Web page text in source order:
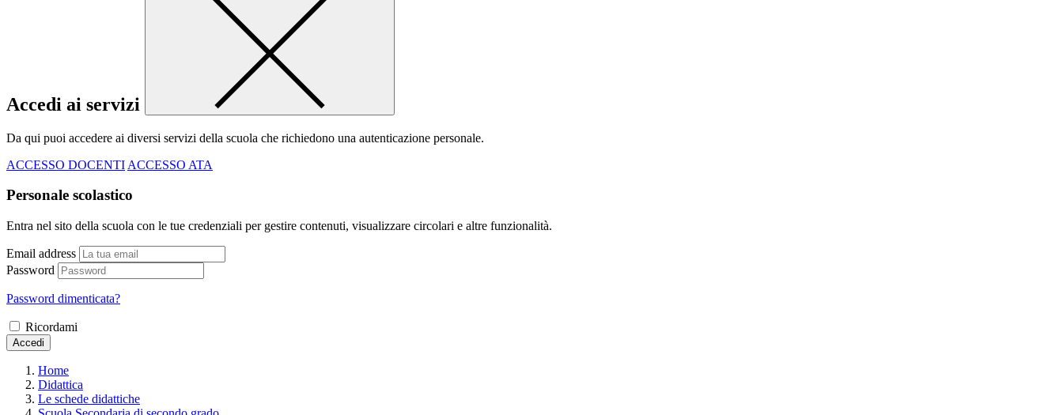
Accedi ai servizi
Da qui puoi accedere ai diversi servizi della scuola che richiedono una autenticazione personale.
ACCESSO DOCENTI ACCESSO ATA
Personale scolastico
Entra nel sito della scuola con le tue credenziali per gestire contenuti, visualizzare circolari e altre funzionalità.
Email address
Password
Password dimenticata?
Ricordami
Accedi
Home
Didattica
Le schede didattiche